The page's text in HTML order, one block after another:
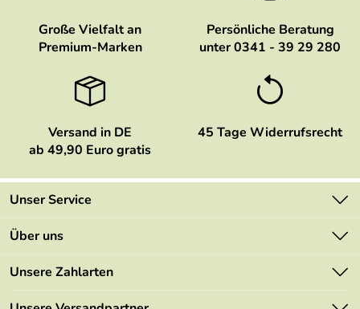
Große Vielfalt an
Premium-Marken
Persönliche Beratung
unter 0341 - 39 29 280
Versand in DE
ab 49,90 Euro gratis
45 Tage Widerrufsrecht
Unser Service
Kontakt
Mehrwertsteuerfrei
Über uns
Marken
Unsere Zahlarten